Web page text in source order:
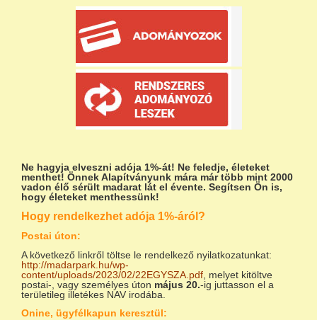
Ne hagyja elveszni adója 1%-át! Ne feledje, életeket
menthet! Önnek Alapítványunk mára már több mint 2000
vadon élő sérült madarat lát el évente. Segítsen Ön is,
hogy életeket menthessünk!
Hogy rendelkezhet adója 1%-áról?
Postai úton:
A következő linkről töltse le rendelkező nyilatkozatunkat:
http://madarpark.hu/wp-
content/uploads/2023/02/22EGYSZA.pdf, melyet kitöltve
postai-, vagy személyes úton május 20.-ig juttasson el a
területileg illetékes NAV irodába.
Onine, ügyfélkapun keresztül: